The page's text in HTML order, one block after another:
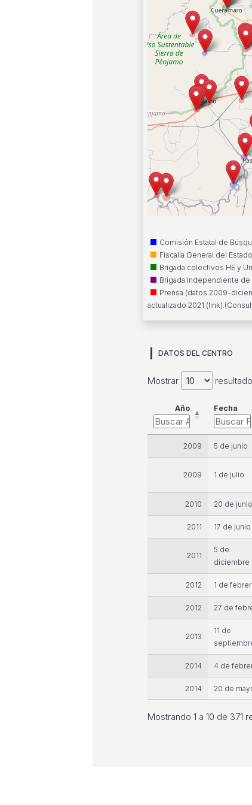
Comisión Estatal de
Fiscalía General del
Brigada colectivos HE y
Brigada Independiente
Prensa (datos 2009-
actualizado 2021 (link
DATOS DEL CENTRO
Mostrar
Año Fecha
2009 5 de junio
2009 1 de julio
2010 20 de junio
2011 17 de junio
2011
5 de
diciembre
2012 1 de
2012 27 de
2013
11 de
2014 4 de
2014 20 de
Mostrando 1 a 10 de 371